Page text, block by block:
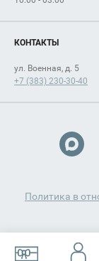
КОНТАКТЫ
ул. Военная, д. 5
+7 (383) 230-30-40
Политика в